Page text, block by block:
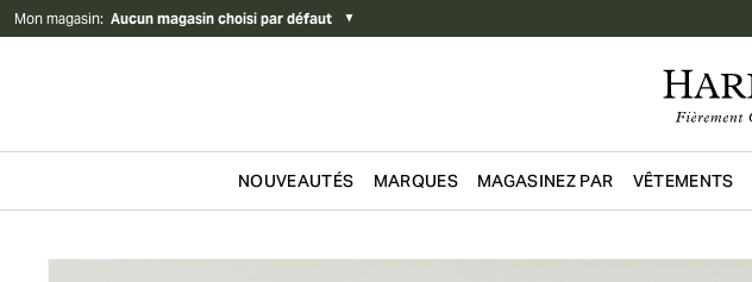
Mon magasin: Aucun magasin choisi par défaut ▼
NOUVEAUTÉS MARQUES MAGASINEZ PAR VÊTEMENTS